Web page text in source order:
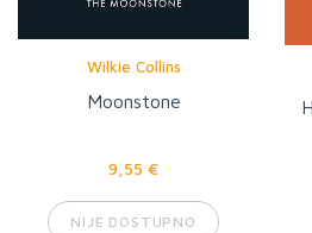
Wilkie Collins
Moonstone
9,55 €
NIJE DOSTUPNO